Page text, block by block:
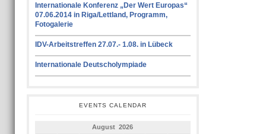
Internationale Konferenz „Der Wert Europas“
07.06.2014 in Riga/Lettland, Programm,
Fotogalerie
IDV-Arbeitstreffen 27.07.- 1.08. in Lübeck
Internationale Deutscholympiade
EVENTS CALENDAR
August 2026